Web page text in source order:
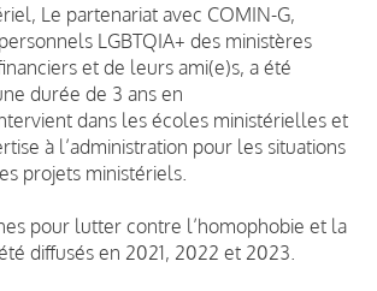
Le partenariat avec COMIN-G,
LGBTQIA+ des ministères
et de leurs ami(e)s, a été
durée de 3 ans en
dans les écoles ministérielles et
à l’administration pour les situations
projets ministériels.
pour lutter contre l’homophobie et la
diffusés en 2021, 2022 et 2023.